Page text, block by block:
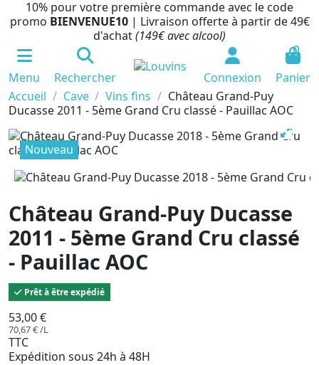
10% pour votre première commande avec le code
promo BIENVENUE10 | Livraison offerte à partir de 49€
d'achat(149€ avec alcool)
Menu Rechercher Connexion
0
Panier
Accueil
Cave Vins fins
Château Grand-Puy
Ducasse 2011 - 5ème Grand Cru classé - Pauillac AOC
Nouveau
Château Grand-Puy Ducasse
2011 - 5ème Grand Cru classé
- Pauillac AOC
Prêt à être expédié
53,00 €
70,67 € /L
TTC
Expédition sous 24h à 48H